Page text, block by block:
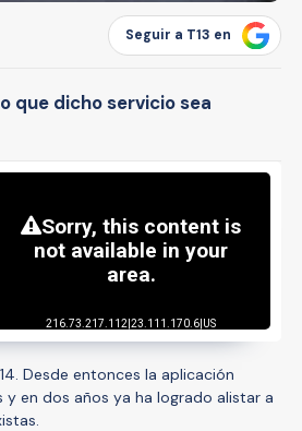
Seguir a T13 en
que dicho servicio sea
Desde entonces la aplicación
en dos años ya ha logrado alistar a